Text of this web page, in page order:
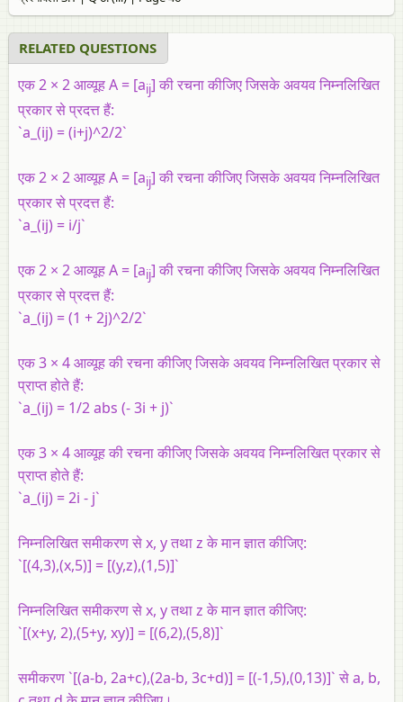
RELATED QUESTIONS
एक 2 × 2 आव्यूह A = [aij] की रचना कीजिए जिसके अवयव निम्नलिखित
प्रकार से प्रदत्त हैं:
`a_(ij) = (i+j)^2/2`
एक 2 × 2 आव्यूह A = [aij] की रचना कीजिए जिसके अवयव निम्नलिखित
प्रकार से प्रदत्त हैं:
`a_(ij) = i/j`
एक 2 × 2 आव्यूह A = [aij] की रचना कीजिए जिसके अवयव निम्नलिखित
प्रकार से प्रदत्त हैं:
`a_(ij) = (1 + 2j)^2/2`
एक 3 × 4 आव्यूह की रचना कीजिए जिसके अवयव निम्नलिखित प्रकार से
प्राप्त होते हैं:
`a_(ij) = 1/2 abs (- 3i + j)`
एक 3 × 4 आव्यूह की रचना कीजिए जिसके अवयव निम्नलिखित प्रकार से
प्राप्त होते हैं:
`a_(ij) = 2i - j`
निम्नलिखित समीकरण से x, y तथा z के मान ज्ञात कीजिए:
`[(4,3),(x,5)] = [(y,z),(1,5)]`
निम्नलिखित समीकरण से x, y तथा z के मान ज्ञात कीजिए:
`[(x+y, 2),(5+y, xy)] = [(6,2),(5,8)]`
समीकरण `[(a-b, 2a+c),(2a-b, 3c+d)] = [(-1,5),(0,13)]` से a, b,